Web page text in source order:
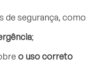
de segurança, como
;
o uso correto